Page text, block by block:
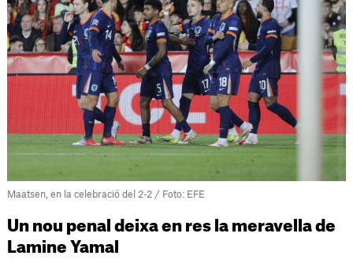
Maatsen, en la celebració del 2-2 / Foto: EFE
Un nou penal deixa en res la meravella de
Lamine Yamal